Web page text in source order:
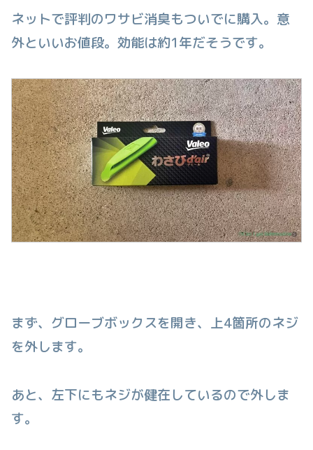
ネットで評判のワサビ消臭もついでに購入。意
外といいお値段。効能は約1年だそうです。
まず、グローブボックスを開き、上4箇所のネジ
を外します。
あと、左下にもネジが健在しているので外しま
す。